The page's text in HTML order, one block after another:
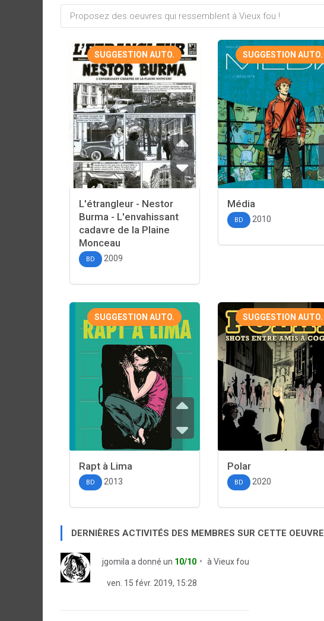
SUGGESTION AUTO.
L'étrangleur - Nestor
Burma - L'envahissant
cadavre de la Plaine
Monceau
BD 2009
SUGGESTION AUTO.
Média
BD 2010
SUGGESTION AUTO.
Rapt à Lima
BD 2013
SUGGESTION AUTO.
Polar
BD 2020
DERNIÈRES ACTIVITÉS DES MEMBRES SUR CETTE OEUVRE
jgomila a donné un 10/10 à Vieux fou
ven. 15 févr. 2019, 15:28